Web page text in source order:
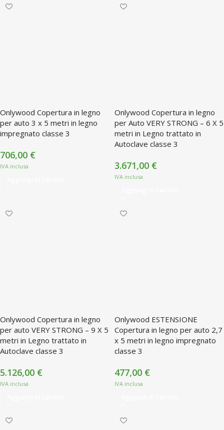
Onlywood Copertura in legno
per auto 3 x 5 metri in legno
impregnato classe 3
706,00 €
Onlywood Copertura in legno
per Auto VERY STRONG – 6 X 5
metri in Legno trattato in
Autoclave classe 3
3.671,00 €
Onlywood Copertura in legno
per auto VERY STRONG – 9 X 5
metri in Legno trattato in
Autoclave classe 3
5.126,00 €
Onlywood ESTENSIONE
Copertura in legno per auto 2,7
x 5 metri in legno impregnato
classe 3
477,00 €